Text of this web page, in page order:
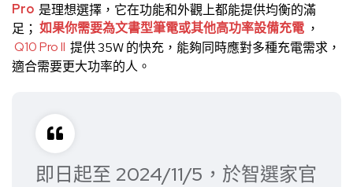
Pro 是理想選擇，它在功能和外觀上都能提供均衡的滿
足； 如果你需要為文書型筆電或其他高功率設備充電 ，
Q10 Pro II 提供 35W 的快充，能夠同時應對多種充電需求，
適合需要更大功率的人。
即日起至 2024/11/5，於智選家官